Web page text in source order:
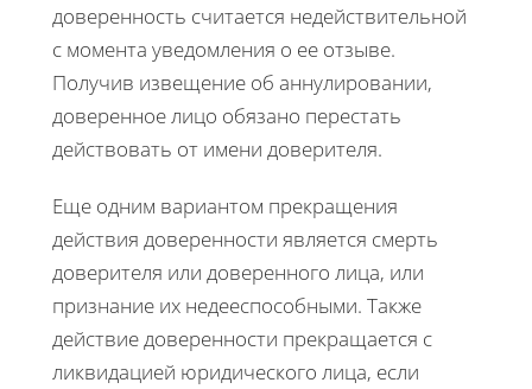
доверенность считается недействительной
с момента уведомления о ее отзыве.
Получив извещение об аннулировании,
доверенное лицо обязано перестать
действовать от имени доверителя.
Еще одним вариантом прекращения
действия доверенности является смерть
доверителя или доверенного лица, или
признание их недееспособными. Также
действие доверенности прекращается с
ликвидацией юридического лица, если